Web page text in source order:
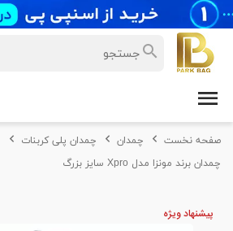
صفحه نخست چمدان
چمدان پلی کربنات
چمدان برند مونزا مدل Xpro سایز بزرگ
پیشنهاد ویژه